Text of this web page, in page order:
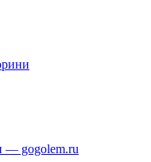
— gogolem.ru